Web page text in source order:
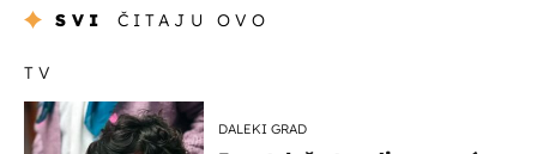
SVI ČITAJU OVO
TV
DALEKI GRAD